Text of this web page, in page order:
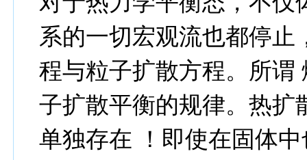
系的一切宏观流也都停
程与粒子扩散方程。所谓
子扩散平衡的规律。热扩
单独存在 ！即使在固体